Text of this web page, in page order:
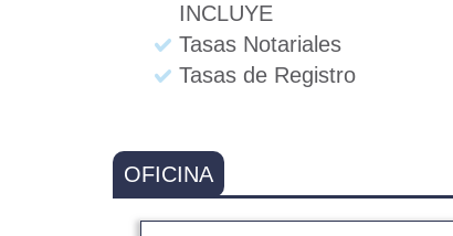
INCLUYE
Tasas Notariales
Tasas de Registro
OFICINA